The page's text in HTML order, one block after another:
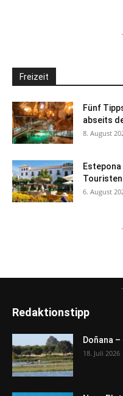
Freizeit
Fünf
abseits
8. August
Touristen
6. August
Redaktionstipp
Doñana
18. Juli 2026